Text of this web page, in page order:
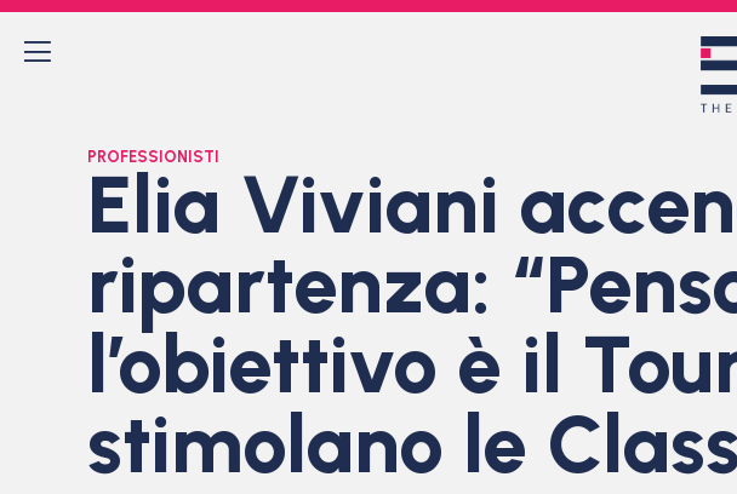
PROFESSIONISTI
Elia Viviani
ripartenza:
l’obiettivo è il
stimolano le